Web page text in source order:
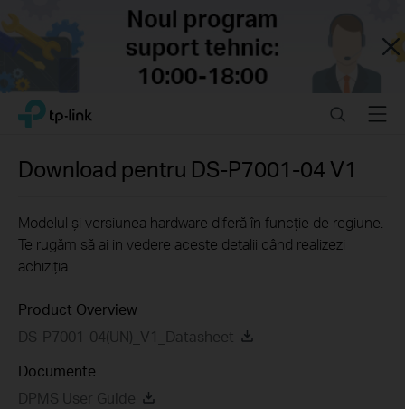
Close
Click
navigation
TP-Link, Reliably Smart SearchMenu
Download pentru DS-P7001-04 V1
Modelul și versiunea hardware diferă în funcție de regiune.
Te rugăm să ai in vedere aceste detalii când realizezi
achiziția.
Product Overview
DS-P7001-04(UN)_V1_Datasheet
Documente
DPMS User Guide